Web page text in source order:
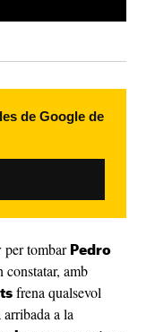
de Google de
per tombar Pedro
constatar, amb
frena qualsevol
a la